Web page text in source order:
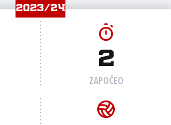
2023/24
2
ZAPOČEO